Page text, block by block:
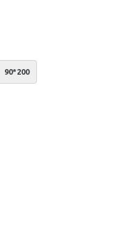
90*200